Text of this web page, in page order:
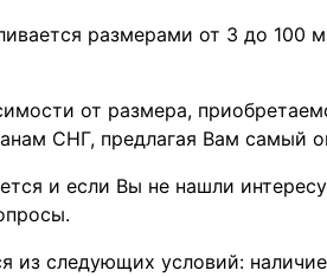
размерами от 3 до
от размера,
СНГ, предлагая Вам самый
и если Вы не нашли
из следующих условий: